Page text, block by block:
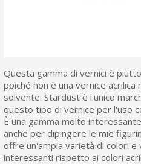
Questa gamma di vernici è
poiché non è una vernice acrilica
solvente. Stardust è l'unico
questo tipo di vernice per l'uso
È una gamma molto
anche per dipingere le mie
offre un'ampia varietà di colori e
interessanti rispetto ai colori